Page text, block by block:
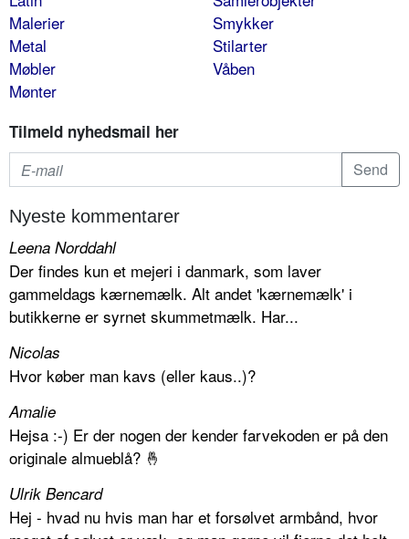
Malerier
Metal
Møbler
Mønter
Smykker
Stilarter
Våben
Tilmeld nyhedsmail her
Nyeste kommentarer
Leena Norddahl
Der findes kun et mejeri i danmark, som laver
gammeldags kærnemælk. Alt andet 'kærnemælk' i
butikkerne er syrnet skummetmælk. Har...
Nicolas
Hvor køber man kavs (eller kaus..)?
Amalie
Hejsa :-) Er der nogen der kender farvekoden er på den
originale almueblå? 🤞
Ulrik Bencard
Hej - hvad nu hvis man har et forsølvet armbånd, hvor